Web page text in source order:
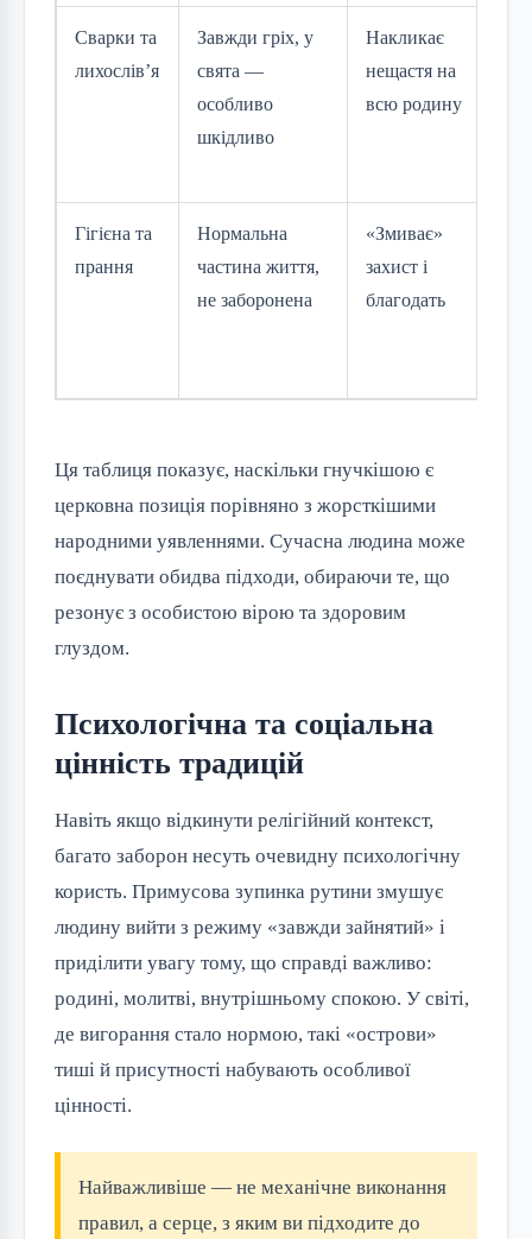
Сварки та
лихослів’я
Завжди гріх, у
свята —
особливо
шкідливо
Накликає
нещастя на
всю родину
Гігієна та
прання
Нормальна
частина життя,
не заборонена
«Змиває»
захист і
благодать
Ця таблиця показує, наскільки гнучкішою є
церковна позиція порівняно з жорсткішими
народними уявленнями. Сучасна людина може
поєднувати обидва підходи, обираючи те, що
резонує з особистою вірою та здоровим
глуздом.
Психологічна та соціальна
цінність традицій
Навіть якщо відкинути релігійний контекст,
багато заборон несуть очевидну психологічну
користь. Примусова зупинка рутини змушує
людину вийти з режиму «завжди зайнятий» і
приділити увагу тому, що справді важливо:
родині, молитві, внутрішньому спокою. У світі,
де вигорання стало нормою, такі «острови»
тиші й присутності набувають особливої
цінності.
Найважливіше — не механічне виконання
правил, а серце, з яким ви підходите до